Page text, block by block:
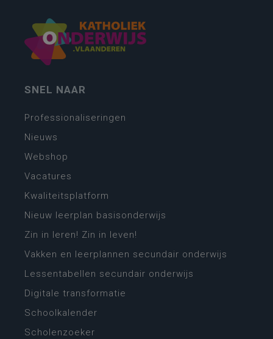
SNEL NAAR
Professionaliseringen
Nieuws
Webshop
Vacatures
Kwaliteitsplatform
Nieuw leerplan basisonderwijs
Zin in leren! Zin in leven!
Vakken en leerplannen secundair onderwijs
Lessentabellen secundair onderwijs
Digitale transformatie
Schoolkalender
Scholenzoeker